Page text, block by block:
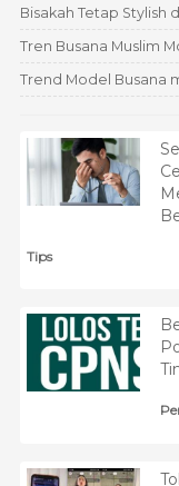
Bisakah Tetap Stylish
Tren Busana Muslim
Trend Model Busana
Tips